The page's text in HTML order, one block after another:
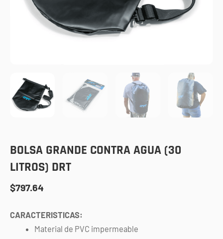
BOLSA GRANDE CONTRA AGUA (30
LITROS) DRT
$797.64
CARACTERISTICAS:
Material de PVC impermeable